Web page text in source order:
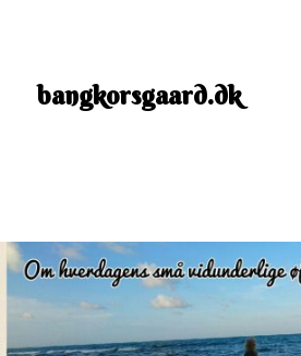
indholdbangkorsgaard.dk